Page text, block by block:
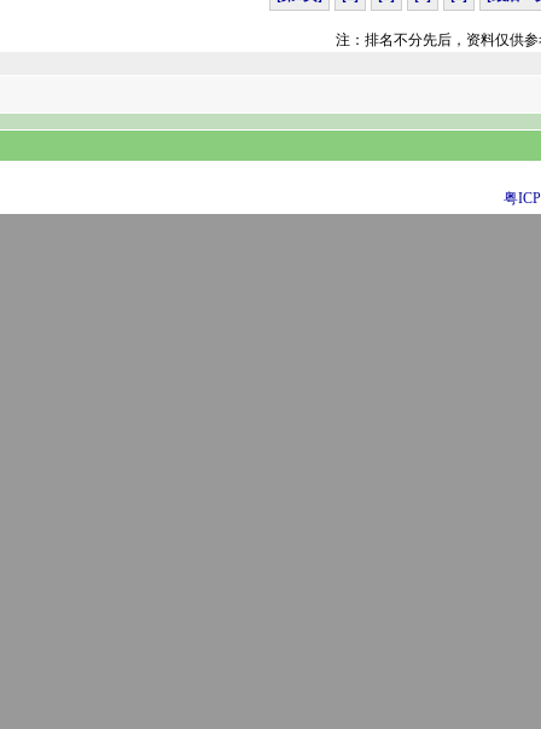
注：排名不分先后，资料仅供
粤